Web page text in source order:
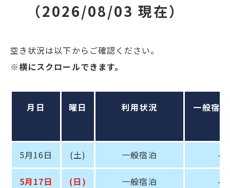
（2026/08/03 現在）
空き状況は以下からご確認ください。
※横にスクロールできます。
月日 曜日 利用状況 一般宿
5月16日 (土) 一般宿泊 –
5月17日 (日) 一般宿泊 –